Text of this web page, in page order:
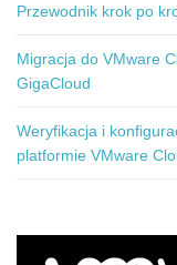
Przewodnik krok po
Migracja do VMware
GigaCloud
Weryfikacja i
platformie VMware